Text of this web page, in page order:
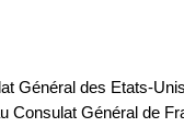
Général des Etats-
Consulat Général de